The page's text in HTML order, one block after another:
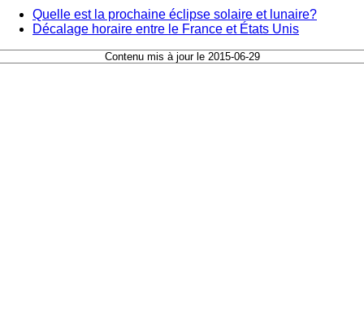
Quelle est la prochaine éclipse solaire et lunaire?
Décalage horaire entre le France et États Unis
Contenu mis à jour le 2015-06-29